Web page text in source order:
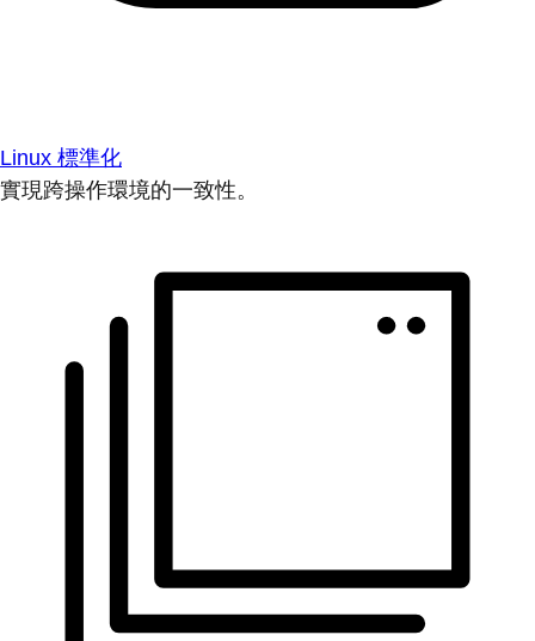
Linux 標準化
實現跨操作環境的一致性。